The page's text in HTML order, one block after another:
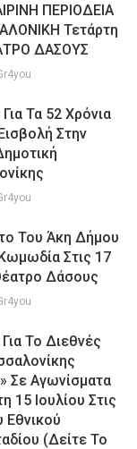
ΠΕΡΙΟΔΕΙΑ
Τετάρτη
ΔΑΣΟΥΣ
Τα 52 Χρόνια
Στην
Του Άκη Δήμου
Στις 17
Δάσους
Το Διεθνές
Σε Αγωνίσματα
15 Ιουλίου Στις
Εθνικού
(Δείτε Το